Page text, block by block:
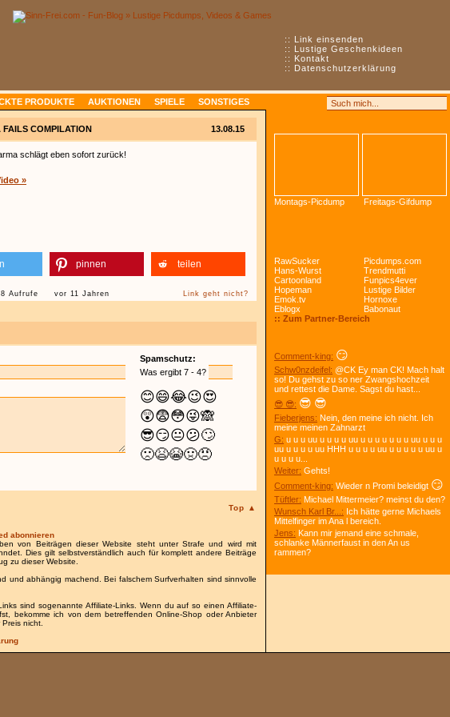
:: Link einsenden
:: Lustige Geschenkideen
:: Kontakt
:: Datenschutzerklärung
PRODUKTE AUKTIONEN SPIELE SONSTIGES
13.08.15
FAILS COMPILATION
schlägt eben sofort zurück!
»
pinnen teilen
Aufrufe vor 11 Jahren Link geht nicht?
Spamschutz:
Was ergibt 7 - 4?
😊😄😂😉😍
😲😨😳😜🙈
😎😏😐😕🙄
🙁😫😭🤢😠
Top ▲
abonnieren
von Beiträgen dieser Website steht unter Strafe und wird mit
Dies gilt selbstverständlich auch für komplett andere Beiträge
zu dieser Website.
und abhängig machend. Bei falschem Surfverhalten sind sinnvolle
sind sogenannte Affiliate-Links. Wenn du auf so einen Affiliate-
bekomme ich von dem betreffenden Online-Shop oder Anbieter
nicht.
Montags-Picdump Freitags-Gifdump
RawSucker
Picdumps.com
Hans-Wurst
Trendmutti
Cartoonland
Funpics4ever
Hopeman
Lustige Bilder
Emok.tv
Hornoxe
Eblogx
Babonaut
:: Zum Partner-Bereich
Comment-king: 😏
Schw0nzdeifel: @CK Ey man CK! Mach halt
so! Du gehst zu so ner Zwangshochzeit
und rettest die Dame. Sagst du hast...
😎 😎: 😎 😎
Fieberjens: Nein, den meine ich nicht. Ich
meine meinen Zahnarzt
G: u u u uu u u u u uu u u u u u u u uu u u u
uu u u u u uu HHH u u u u uu u u u u u uu u
u u u u...
Weiter: Gehts!
Comment-king: Wieder n Promi beleidigt 😏
Tüftler: Michael Mittermeier? meinst du den?
Wunsch Karl Br...: Ich hätte gerne Michaels
Mittelfinger im Ana l bereich.
Jens: Kann mir jemand eine schmale,
schlanke Männerfaust in den An us
rammen?